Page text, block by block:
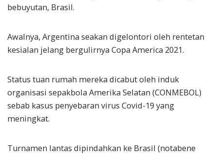
bebuyutan, Brasil.
Awalnya, Argentina seakan digelontori oleh rentetan
kesialan jelang bergulirnya Copa America 2021.
Status tuan rumah mereka dicabut oleh induk
organisasi sepakbola Amerika Selatan (CONMEBOL)
sebab kasus penyebaran virus Covid-19 yang
meningkat.
Turnamen lantas dipindahkan ke Brasil (notabene